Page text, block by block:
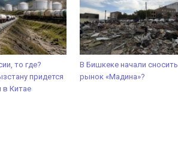
то где?
придется
в Китае
В Бишкеке начали сносить
рынок «Мадина»?